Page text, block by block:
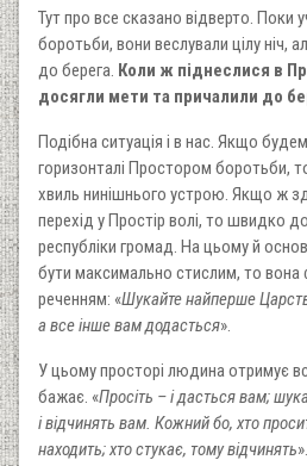
Тут про все сказано відверто. Поки
боротьби, вони веслували цілу ніч,
до берега. Коли ж піднеслися в
досягли мети та причалили до
Подібна ситуація і в нас. Якщо
горизонталі Простором боротьби,
хвиль нинішнього устрою. Якщо ж
перехід у Простір волі, то швидко
республіки громад. На цьому й
бути максимально стислим, то
реченням: «Шукайтенайперше
а всеіншевам додасться».
У цьому просторі людина отримує
бажає. «Просіть –і дасться вам;
і відчинять вам. Кожний бо, хто
находить; хто стукає, тому відчинять